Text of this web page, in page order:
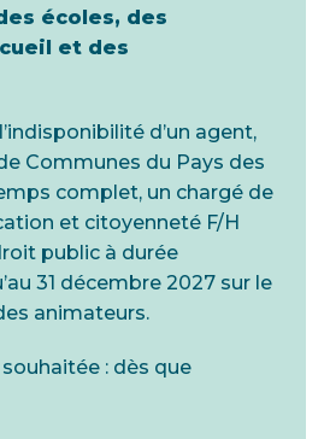
écoles, des
et des
d’un agent,
Communes du Pays des
complet, un chargé de
et citoyenneté F/H
public à durée
31 décembre 2027 sur le
animateurs.
: dès que